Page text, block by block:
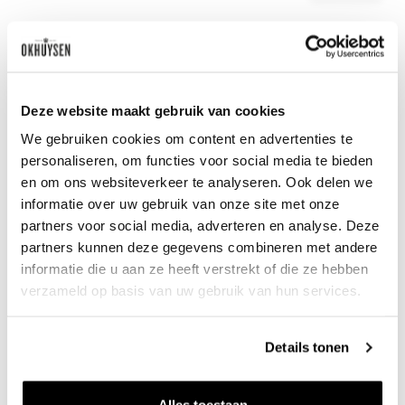
Deze website maakt gebruik van cookies
We gebruiken cookies om content en advertenties te
personaliseren, om functies voor social media te bieden
en om ons websiteverkeer te analyseren. Ook delen we
informatie over uw gebruik van onze site met onze
partners voor social media, adverteren en analyse. Deze
partners kunnen deze gegevens combineren met andere
informatie die u aan ze heeft verstrekt of die ze hebben
verzameld op basis van uw gebruik van hun services.
Details tonen